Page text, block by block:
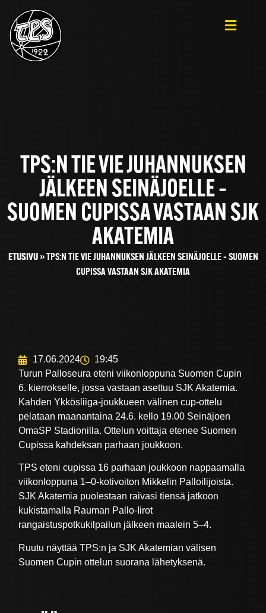
TPS:N TIE VIE JUHANNUKSEN
JÄLKEEN SEINÄJOELLE –
SUOMEN CUPISSA VASTAAN SJK
AKATEMIA
ETUSIVU»TPS:N TIE VIE JUHANNUKSEN JÄLKEEN SEINÄJOELLE – SUOMEN
CUPISSA VASTAAN SJK AKATEMIA
17.06.2024
19:45
Turun Palloseura eteni viikonloppuna Suomen Cupin
6. kierrokselle, jossa vastaan asettuu SJK Akatemia.
Kahden Ykkösliiga-joukkueen välinen cup-ottelu
pelataan maanantaina 24.6. kello 19.00 Seinäjoen
OmaSP Stadionilla. Ottelun voittaja etenee Suomen
Cupissa kahdeksan parhaan joukkoon.
TPS eteni cupissa 16 parhaan joukkoon nappaamalla
viikonloppuna 1–0-kotivoiton Mikkelin Palloilijoista.
SJK Akatemia puolestaan raivasi tiensä jatkoon
kukistamalla Rauman Pallo-Iirot
rangaistuspotkukilpailun jälkeen maalein 5–4.
Ruutu näyttää TPS:n ja SJK Akatemian välisen
Suomen Cupin ottelun suorana lähetyksenä.